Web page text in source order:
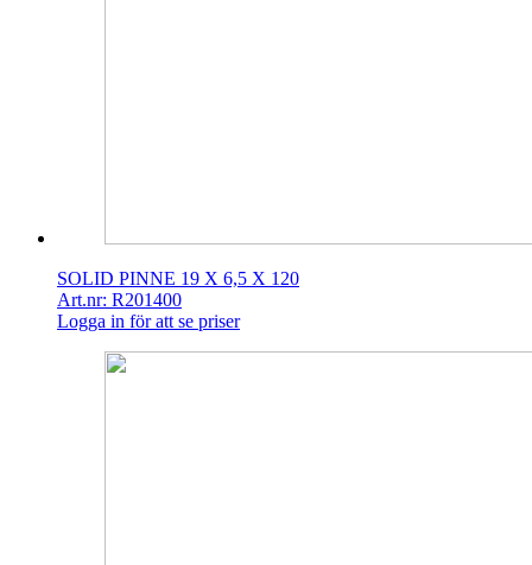
SOLID PINNE 19 X 6,5 X 120
Art.nr: R201400
Logga in för att se priser